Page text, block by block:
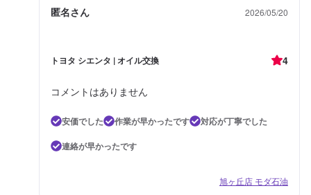
匿名さん 2026/05/20
トヨタ シエンタ | オイル交換 4
コメントはありません
安価でした 作業が早かったです
対応が丁寧でした
連絡が早かったです
旭ヶ丘店 モダ石油